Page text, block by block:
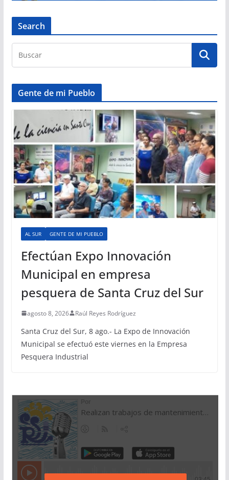
Search
Gente de mi Pueblo
AL SUR GENTE DE MI PUEBLO
Efectúan Expo Innovación
Municipal en empresa
pesquera de Santa Cruz del Sur
agosto 8, 2026 Raúl Reyes Rodríguez
Santa Cruz del Sur, 8 ago.- La Expo de Innovación
Municipal se efectuó este viernes en la Empresa
Pesquera Industrial